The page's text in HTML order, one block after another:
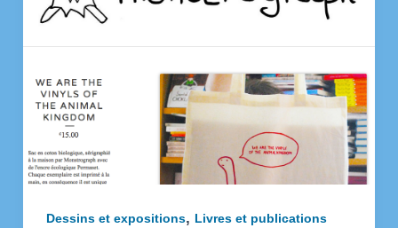
Dessins et expositions, Livres et publications